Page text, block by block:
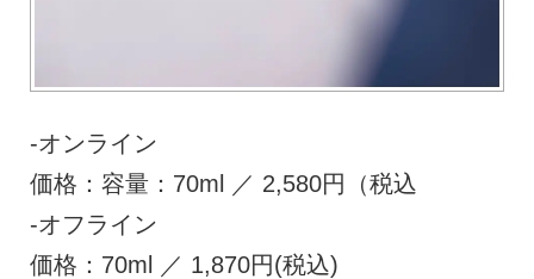
-オンライン
価格：容量：70ml ／ 2,580円（税込
-オフライン
価格：70ml ／ 1,870円(税込)